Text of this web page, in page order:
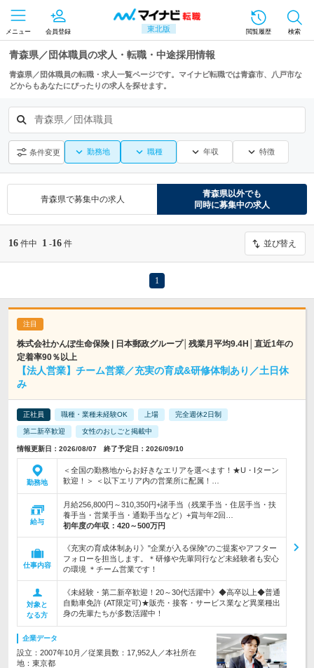
東北版
メニュー 会員登録 閲覧履歴 検索
青森県／団体職員の求人・転職・中途採用情報
青森県／団体職員の転職・求人一覧ページです。マイナビ転職では青森市、八戸市な
どからもあなたにぴったりの求人を探せます。
青森県／団体職員
条件変更 勤務地 職種 年収 特徴
青森県で募集中の求人
青森県以外でも
同時に募集中の求人
16 件中 1 -16 件 並び替え
1
株式会社かんぽ生命保険 | 日本郵政グループ│残業月平均9.4H│直近1年の
定着率90％以上
【法人営業】チーム営業／充実の育成&研修体制あり／土日休
み
正社員 職種・業種未経験OK 上場 完全週休2日制
第二新卒歓迎 女性のおしごと掲載中
情報更新日：2026/08/07 終了予定日：2026/09/10
勤務地
＜全国の勤務地からお好きなエリアを選べます！★U・Iターン
歓迎！＞ ＜以下エリア内の営業所に配属！…
給与
月給256,800円～310,350円+諸手当（残業手当・住居手当・扶
養手当・営業手当・通勤手当など）+賞与年2回…
初年度の年収： 420～500万円
仕事内容
《充実の育成体制あり》"企業が入る保険"のご提案やアフター
フォローを担当します。＊研修や先輩同行など未経験者も安心
の環境 ＊チーム営業です！
対象と
なる方
《未経験・第二新卒歓迎！20～30代活躍中》◆高卒以上◆普通
自動車免許 (AT限定可)★販売・接客・サービス業など異業種出
身の先輩たちが多数活躍中！
企業データ
設立：2007年10月／従業員数：17,952人／本社所在
地：東京都